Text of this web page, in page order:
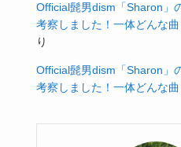
Official髭男dism「Sharon」
考察しました！一体どんな曲
り
Official髭男dism「Sharon」
考察しました！一体どんな曲